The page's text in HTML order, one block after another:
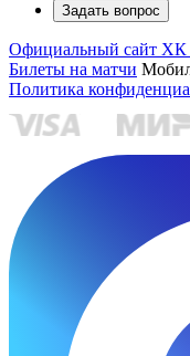
Задать вопрос
Официальный сайт ХК
Билеты на матчи
Политика